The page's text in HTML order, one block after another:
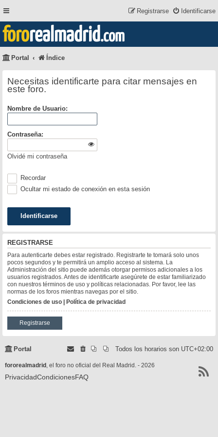
Identificarse
Registrarse
fororealmadrid.com
Portal Índice
Necesitas identificarte para citar mensajes en
este foro.
Nombre de Usuario:
Contraseña:
Olvidé mi contraseña
Recordar
Ocultar mi estado de conexión en esta sesión
REGISTRARSE
Para autenticarte debes estar registrado. Registrarte te tomará solo unos
pocos segundos y te permitirá un amplio acceso al sistema. La
Administración del sitio puede además otorgar permisos adicionales a los
usuarios registrados. Antes de identificarte asegúrete de estar familiarizado
con nuestros términos de uso y políticas relacionadas. Por favor, lee las
normas de los foros mientras navegas por el sitio.
Condiciones de uso | Política de privacidad
Registrarse
Portal Todos los horarios son UTC+02:00
fororealmadrid , el foro no oficial del Real Madrid. - 2026
PrivacidadCondicionesFAQ